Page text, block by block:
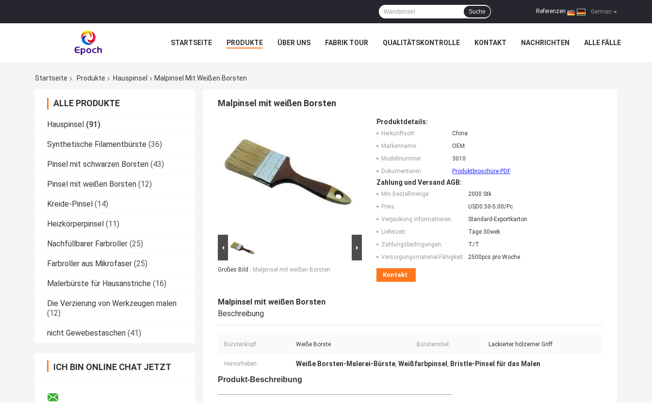
German
Referenzen |
Suche
STARTSEITE PRODUKTE ÜBER UNS FABRIK TOUR QUALITÄTSKONTROLLE KONTAKT NACHRICHTEN ALLE FÄLLE
Startseite Produkte Hauspinsel Malpinsel Mit Weißen Borsten
ALLE PRODUKTE
Hauspinsel (91)
Synthetische Filamentbürste (36)
Pinsel mit schwarzen Borsten (43)
Pinsel mit weißen Borsten (12)
Kreide-Pinsel (14)
Heizkörperpinsel (11)
Nachfüllbarer Farbroller (25)
Farbroller aus Mikrofaser (25)
Malerbürste für Hausanstriche (16)
Die Verzierung von Werkzeugen malen
(12)
nicht Gewebestaschen (41)
ICH BIN ONLINE CHAT JETZT
Malpinsel mit weißen Borsten
Großes Bild : Malpinsel mit weißen Borsten
Produktdetails:
Herkunftsort:
China
Markenname:
OEM
Modellnummer:
3010
Dokumentieren:
Produktbroschüre PDF
Zahlung und Versand AGB:
Min Bestellmenge:
2000 Stk
Preis:
USD0.50-5.00/Pc
Verpackung Informationen:
Standard-Exportkarton
Lieferzeit:
Tage 30wek
Zahlungsbedingungen:
T/T
Versorgungsmaterial-Fähigkeit:
2500pcs pro Woche
Kontakt
Malpinsel mit weißen Borsten
Beschreibung
Bürstenkopf: Weiße Borste Bürstenstiel: Lackierter hölzerner Griff
Hervorheben: Weiße Borsten-Malerei-Bürste, Weißfarbpinsel , Bristle-Pinsel für das Malen
Produkt-Beschreibung